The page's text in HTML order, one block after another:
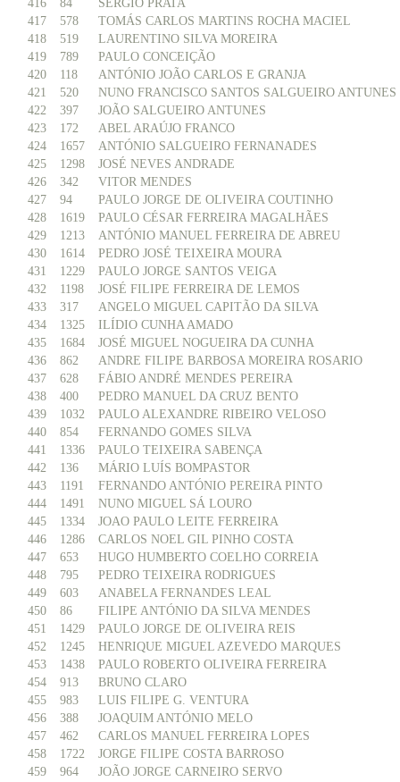
416
84
SERGIO PRATA
417
578
TOMÁS CARLOS MARTINS ROCHA MACIEL
418
519
LAURENTINO SILVA MOREIRA
419
789
PAULO CONCEIÇÃO
420
118
ANTÓNIO JOÃO CARLOS E GRANJA
421
520
NUNO FRANCISCO SANTOS SALGUEIRO ANTUNES
422
397
JOÃO SALGUEIRO ANTUNES
423
172
ABEL ARAÚJO FRANCO
424
1657
ANTÓNIO SALGUEIRO FERNANADES
425
1298
JOSÉ NEVES ANDRADE
426
342
VITOR MENDES
427
94
PAULO JORGE DE OLIVEIRA COUTINHO
428
1619
PAULO CÉSAR FERREIRA MAGALHÃES
429
1213
ANTÓNIO MANUEL FERREIRA DE ABREU
430
1614
PEDRO JOSÉ TEIXEIRA MOURA
431
1229
PAULO JORGE SANTOS VEIGA
432
1198
JOSÉ FILIPE FERREIRA DE LEMOS
433
317
ANGELO MIGUEL CAPITÃO DA SILVA
434
1325
ILÍDIO CUNHA AMADO
435
1684
JOSÉ MIGUEL NOGUEIRA DA CUNHA
436
862
ANDRE FILIPE BARBOSA MOREIRA ROSARIO
437
628
FÁBIO ANDRÉ MENDES PEREIRA
438
400
PEDRO MANUEL DA CRUZ BENTO
439
1032
PAULO ALEXANDRE RIBEIRO VELOSO
440
854
FERNANDO GOMES SILVA
441
1336
PAULO TEIXEIRA SABENÇA
442
136
MÁRIO LUÍS BOMPASTOR
443
1191
FERNANDO ANTÓNIO PEREIRA PINTO
444
1491
NUNO MIGUEL SÁ LOURO
445
1334
JOAO PAULO LEITE FERREIRA
446
1286
CARLOS NOEL GIL PINHO COSTA
447
653
HUGO HUMBERTO COELHO CORREIA
448
795
PEDRO TEIXEIRA RODRIGUES
449
603
ANABELA FERNANDES LEAL
450
86
FILIPE ANTÓNIO DA SILVA MENDES
451
1429
PAULO JORGE DE OLIVEIRA REIS
452
1245
HENRIQUE MIGUEL AZEVEDO MARQUES
453
1438
PAULO ROBERTO OLIVEIRA FERREIRA
454
913
BRUNO CLARO
455
983
LUIS FILIPE G. VENTURA
456
388
JOAQUIM ANTÓNIO MELO
457
462
CARLOS MANUEL FERREIRA LOPES
458
1722
JORGE FILIPE COSTA BARROSO
459
964
JOÃO JORGE CARNEIRO SERVO